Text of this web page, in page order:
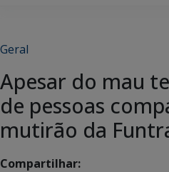
Geral
Apesar do mau
de pessoas
mutirão da
Compartilhar: